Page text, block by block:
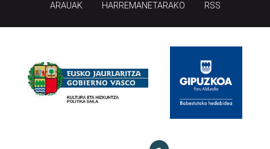
ARAUAK HARREMANETARAKO RSS